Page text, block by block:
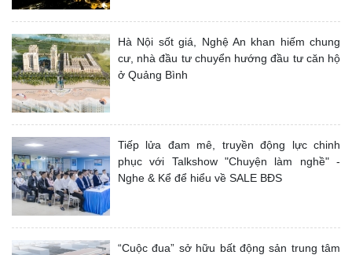
Hà Nội sốt giá, Nghệ An khan hiếm chung
cư, nhà đầu tư chuyển hướng đầu tư căn hộ
ở Quảng Bình
Tiếp lửa đam mê, truyền động lực chinh
phục với Talkshow "Chuyện làm nghề" -
Nghe & Kể để hiểu về SALE BĐS
“Cuộc đua” sở hữu bất động sản trung tâm